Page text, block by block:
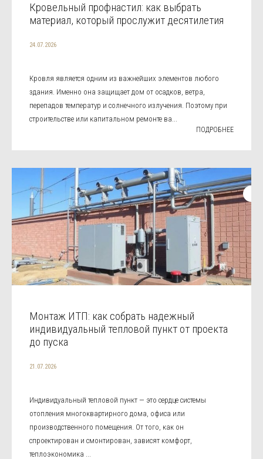
Кровельный профнастил: как выбрать
материал, который прослужит десятилетия
24.07.2026
Кровля является одним из важнейших элементов любого
здания. Именно она защищает дом от осадков, ветра,
перепадов температур и солнечного излучения. Поэтому при
строительстве или капитальном ремонте ва...
ПОДРОБНЕЕ
Монтаж ИТП: как собрать надежный
индивидуальный тепловой пункт от проекта
до пуска
21.07.2026
Индивидуальный тепловой пункт — это сердце системы
отопления многоквартирного дома, офиса или
производственного помещения. От того, как он
спроектирован и смонтирован, зависят комфорт,
теплоэкономика ...